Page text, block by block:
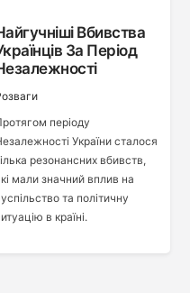
Вбивства
За Період
періоду
України сталося
резонансних вбивств,
мали значний вплив на
та політичну
в країні.